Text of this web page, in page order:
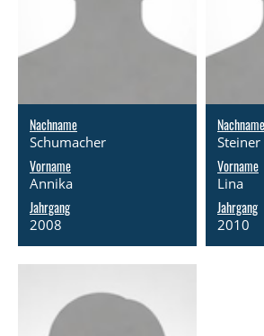
Nachname
Schumacher
Vorname
Annika
Jahrgang
2008
Nachname
Steiner
Vorname
Lina
Jahrgang
2010